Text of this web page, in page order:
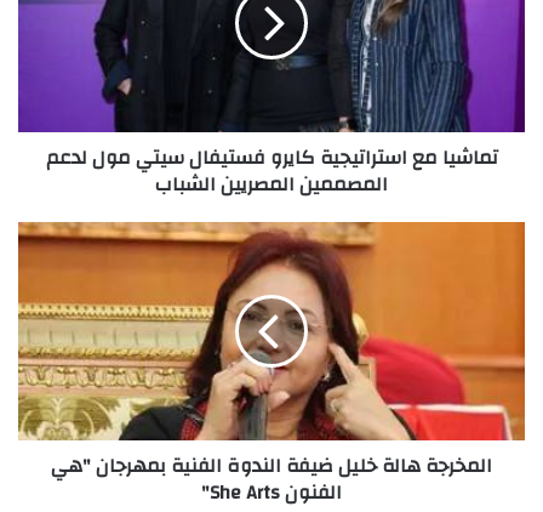
المصممين
المصريين
تماشيا مع استراتيجية كايرو فستيفال سيتي مول لدعم
المصممين المصريين الشباب
الفنية
بمهرجان
"هي
الفنون
المخرجة هالة خليل ضيفة الندوة الفنية بمهرجان "هي
الفنون She Arts"